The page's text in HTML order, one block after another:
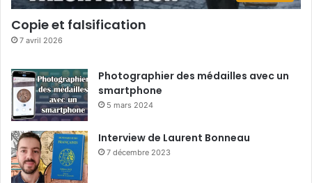
Copie et falsification
7 avril 2026
Photographier des médailles avec un
smartphone
5 mars 2024
Interview de Laurent Bonneau
7 décembre 2023